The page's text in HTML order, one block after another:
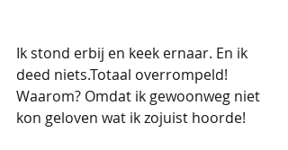
Ik stond erbij en keek ernaar. En ik
deed niets.Totaal overrompeld!
Waarom? Omdat ik gewoonweg niet
kon geloven wat ik zojuist hoorde!